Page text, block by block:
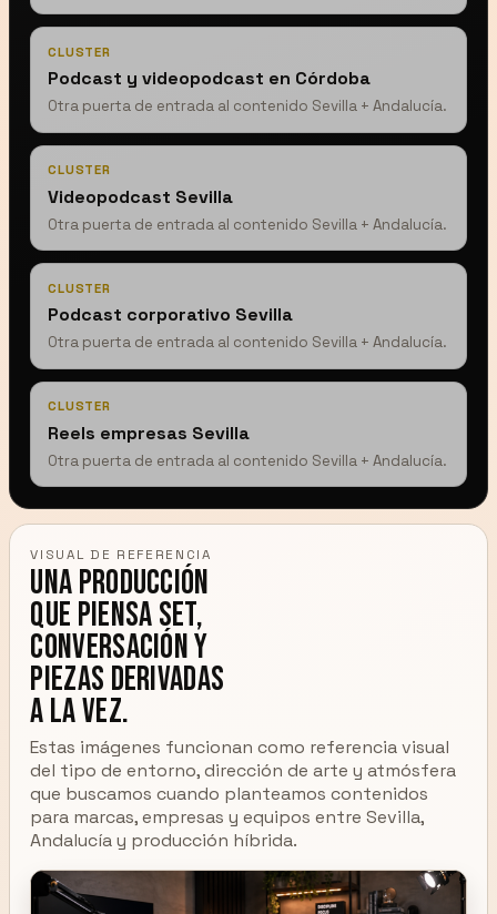
CLUSTER
Podcast y videopodcast en Córdoba
Otra puerta de entrada al contenido Sevilla + Andalucía.
CLUSTER
Videopodcast Sevilla
Otra puerta de entrada al contenido Sevilla + Andalucía.
CLUSTER
Podcast corporativo Sevilla
Otra puerta de entrada al contenido Sevilla + Andalucía.
CLUSTER
Reels empresas Sevilla
Otra puerta de entrada al contenido Sevilla + Andalucía.
VISUAL DE REFERENCIA
Una producción
que piensa set,
conversación y
piezas derivadas
a la vez.
Estas imágenes funcionan como referencia visual
del tipo de entorno, dirección de arte y atmósfera
que buscamos cuando planteamos contenidos
para marcas, empresas y equipos entre Sevilla,
Andalucía y producción híbrida.